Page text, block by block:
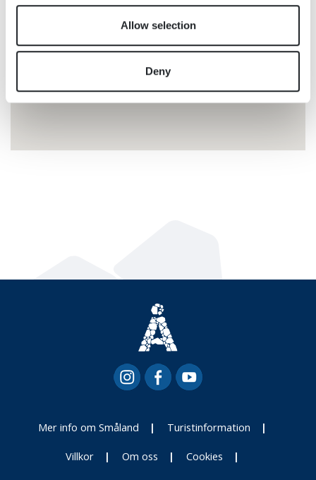
We also share information about your use of our site with
our social media, advertising and analytics partners who
provided to them or that they’ve collected from your use
Allow selection
Deny
Mer info om Småland Turistinformation
Villkor Om oss Cookies